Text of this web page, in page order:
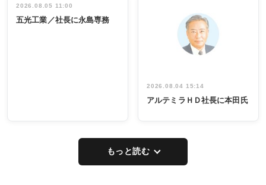
インタビュ
ー／社内ア
祝う 業界関
係者ら220人
出席
2026.08.05 11:00
五光工業／社長に永島専務
2026.08.04 15:14
アルテミラＨＤ社長に本田氏
もっと読む